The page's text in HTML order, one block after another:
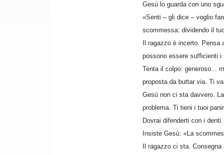
Gesù lo guarda con uno
«Senti – gli dice – voglio
scommessa: dividendo il
Il ragazzo è incerto.
possono essere sufficienti i
Tenta il colpo: generoso...
proposta da buttar via. Ti
Gesù non ci sta davvero.
problema. Ti tieni i tuoi
Dovrai difenderti con i
Insiste Gesù: «La
Il ragazzo ci sta.